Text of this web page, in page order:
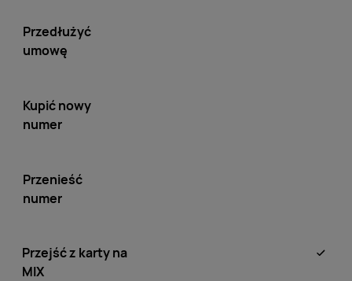
Przedłużyć
umowę
Kupić nowy
numer
Przenieść
numer
Przejść z karty na
MIX